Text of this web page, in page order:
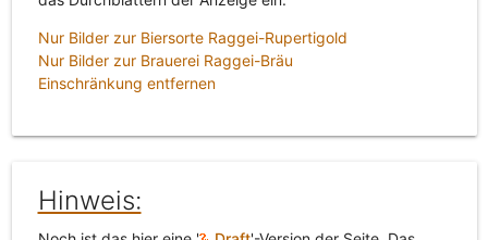
Nur Bilder zur Biersorte Raggei-Rupertigold
Nur Bilder zur Brauerei Raggei-Bräu
Einschränkung entfernen
Hinweis: